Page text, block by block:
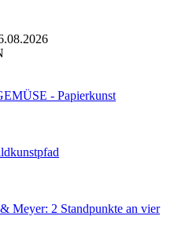
- Papierkunst
Meyer: 2 Standpunkte an vier